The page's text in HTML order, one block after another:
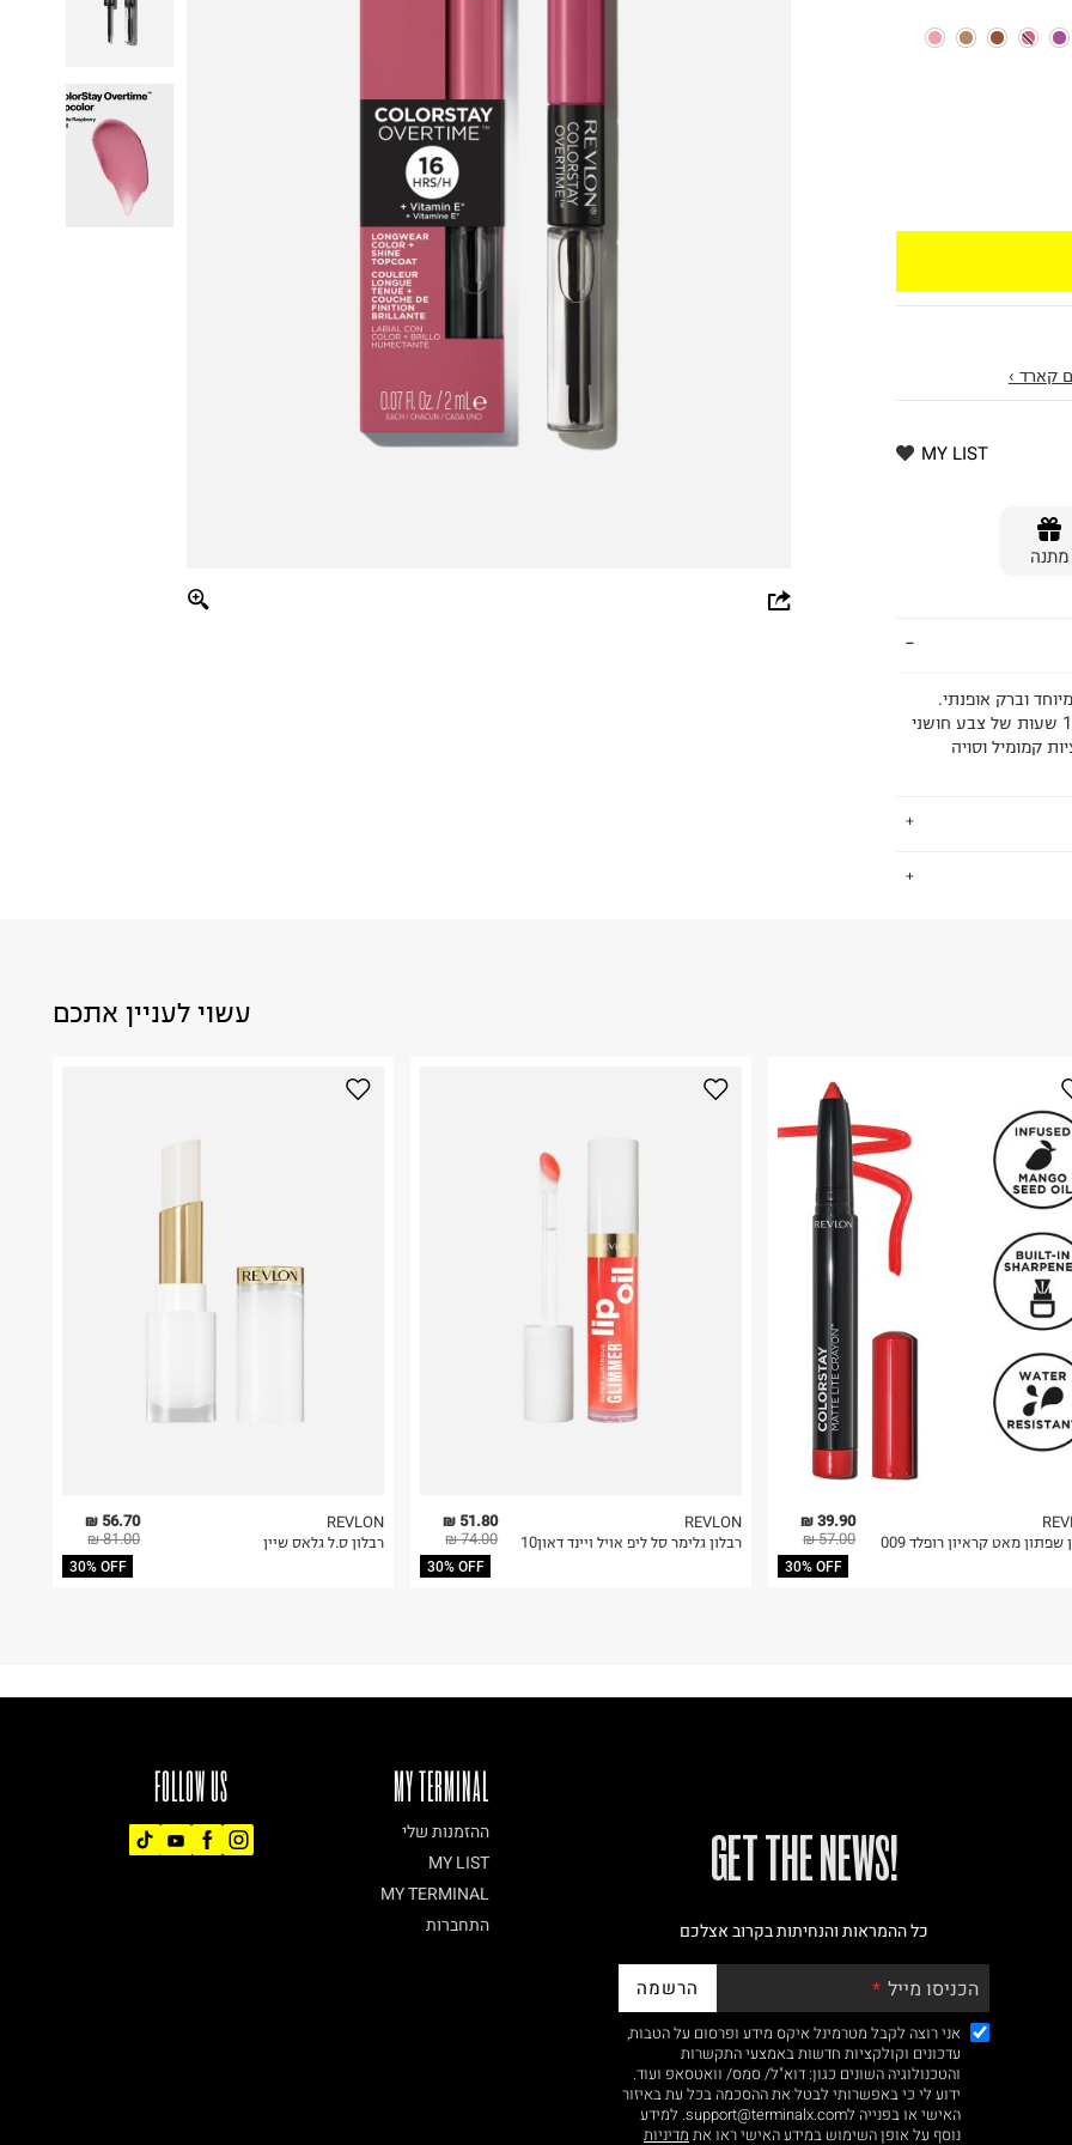
קארד ›
MY LIST
מתנה
וברק אופנתי.
שפתון עמיד וליפ גלוס מבריק במוצר אחד! עמידות גבוהה ל-16 שעות של צבע חושני
קמומיל וסויה
על גבי החבילה
באתר בלבד
בלבד. לא ניתן
עשוי לעניין אתכם
56.70 ₪
81.00 ₪
30% OFF
REVLON
רבלון ס.ל גלאס שיין
51.80 ₪
74.00 ₪
30% OFF
REVLON
רבלון גלימר סל ליפ אויל ויינד דאון10
39.90 ₪
57.00 ₪
30% OFF
רבלון שפתון מאט קראיון רופלד 009
FOLLOW US MY TERMINAL
ההזמנות שלי
MY LIST
MY TERMINAL
התחברות
!GET THE NEWS
כל ההמראות והנחיתות בקרוב אצלכם
הכניסו מייל הרשמה
אני רוצה לקבל מטרמינל איקס מידע ופרסום על הטבות,
עדכונים וקולקציות חדשות באמצעי התקשרות
והטכנולוגיה השונים כגון: דוא"ל/ סמס/ וואטסאפ ועוד.
ידוע לי כי באפשרותי לבטל את ההסכמה בכל עת באיזור
האישי או בפנייה לsupport@terminalx.com. למידע
נוסף על אופן השימוש במידע האישי ראו את מדיניות